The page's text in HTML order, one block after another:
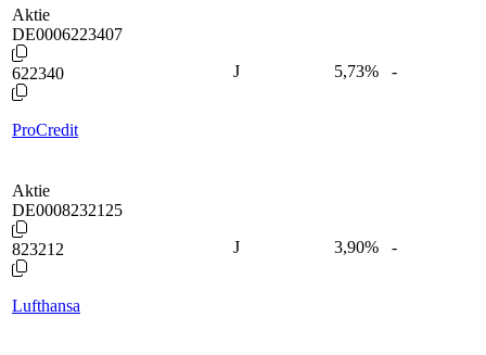
Aktie
DE0006223407
622340
ProCredit
J 5,73% -
Aktie
DE0008232125
823212
Lufthansa
J 3,90% -